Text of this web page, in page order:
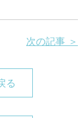
次の記事 ＞
る